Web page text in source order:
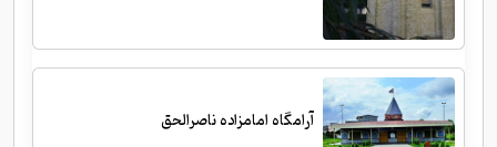
آرامگاه امامزاده ناصرالحق